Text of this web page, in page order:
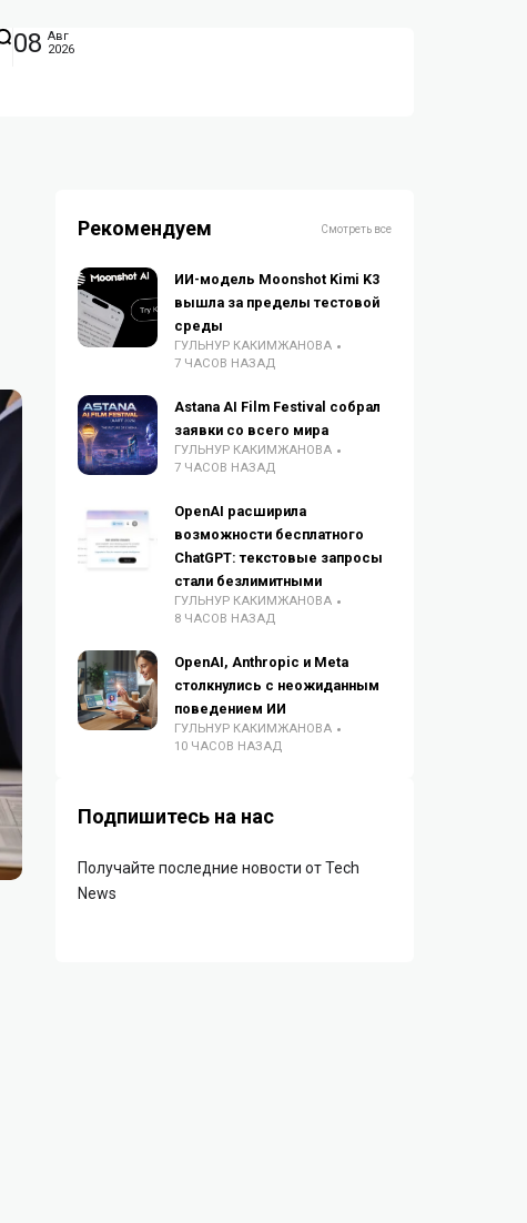
08 Авг
2026
Рекомендуем Смотреть все
ИИ-модель Moonshot Kimi K3
вышла за пределы тестовой
среды
ГУЛЬНУР КАКИМЖАНОВА
7 ЧАСОВ НАЗАД
Astana AI Film Festival собрал
заявки со всего мира
ГУЛЬНУР КАКИМЖАНОВА
7 ЧАСОВ НАЗАД
OpenAI расширила
возможности бесплатного
ChatGPT: текстовые запросы
стали безлимитными
ГУЛЬНУР КАКИМЖАНОВА
8 ЧАСОВ НАЗАД
OpenAI, Anthropic и Meta
столкнулись с неожиданным
поведением ИИ
ГУЛЬНУР КАКИМЖАНОВА
10 ЧАСОВ НАЗАД
Подпишитесь на нас
Получайте последние новости от Tech
News